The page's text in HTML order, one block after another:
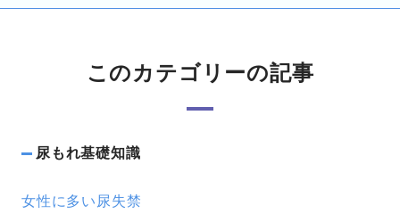
このカテゴリーの記事
尿もれ基礎知識
女性に多い尿失禁